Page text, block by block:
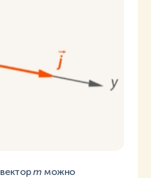
m можно